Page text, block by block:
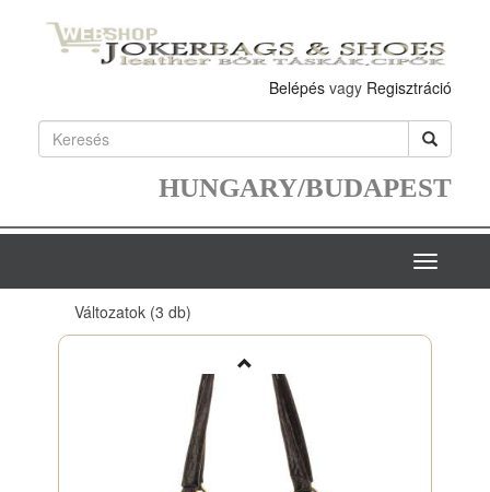
Belépés vagy Regisztráció
HUNGARY/BUDAPEST
Toggle
Változatok (3 db)